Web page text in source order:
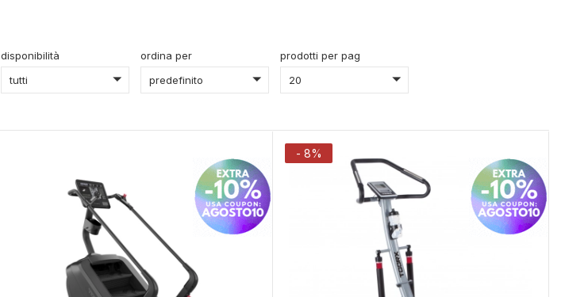
disponibilità
tutti
ordina per
predefinito
prodotti per pag
20
- 8%